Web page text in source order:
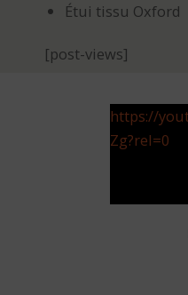
Étui tissu Oxford
[post-views]
https://
Zg?rel=0